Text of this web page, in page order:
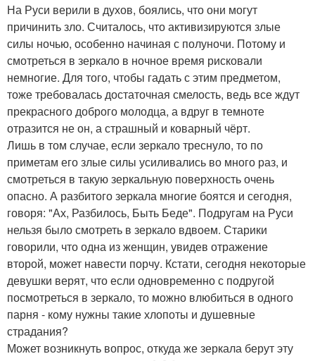
На Руси верили в духов, боялись, что они могут
причинить зло. Считалось, что активизируются злые
силы ночью, особенно начиная с полуночи. Потому и
смотреться в зеркало в ночное время рисковали
немногие. Для того, чтобы гадать с этим предметом,
тоже требовалась достаточная смелость, ведь все ждут
прекрасного доброго молодца, а вдруг в темноте
отразится не он, а страшный и коварный чёрт.
Лишь в том случае, если зеркало треснуло, то по
приметам его злые силы усиливались во много раз, и
смотреться в такую зеркальную поверхность очень
опасно. А разбитого зеркала многие боятся и сегодня,
говоря: "Ах, Разбилось, Быть Беде". Подругам на Руси
нельзя было смотреть в зеркало вдвоем. Старики
говорили, что одна из женщин, увидев отражение
второй, может навести порчу. Кстати, сегодня некоторые
девушки верят, что если одновременно с подругой
посмотреться в зеркало, то можно влюбиться в одного
парня - кому нужны такие хлопоты и душевные
страдания?
Может возникнуть вопрос, откуда же зеркала берут эту